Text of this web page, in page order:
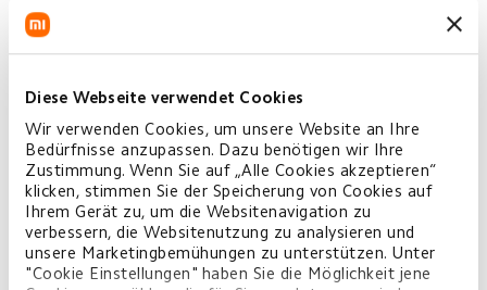
Diese Webseite verwendet Cookies
Wir verwenden Cookies, um unsere Website an Ihre
Bedürfnisse anzupassen. Dazu benötigen wir Ihre
Zustimmung. Wenn Sie auf „Alle Cookies akzeptieren“
klicken, stimmen Sie der Speicherung von Cookies auf
Ihrem Gerät zu, um die Websitenavigation zu
verbessern, die Websitenutzung zu analysieren und
unsere Marketingbemühungen zu unterstützen. Unter
"Cookie Einstellungen" haben Sie die Möglichkeit jene